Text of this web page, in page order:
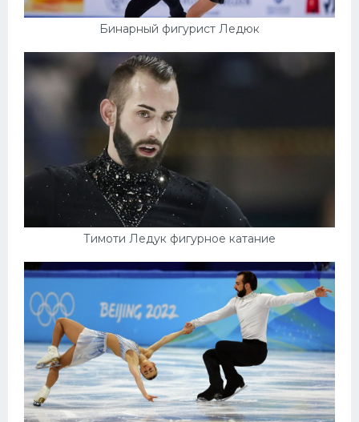
Бинарный фигурист Ледюк
Тимоти Ледук фигурное катание